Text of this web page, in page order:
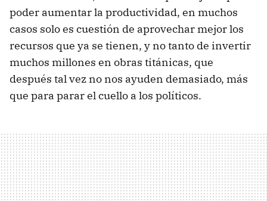
poder aumentar la productividad, en muchos
casos solo es cuestión de aprovechar mejor los
recursos que ya se tienen, y no tanto de invertir
muchos millones en obras titánicas, que
después tal vez no nos ayuden demasiado, más
que para parar el cuello a los políticos.